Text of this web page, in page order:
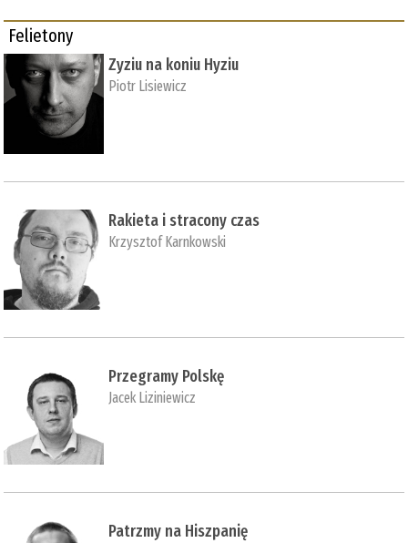
Felietony
Zyziu na koniu Hyziu
Piotr Lisiewicz
Rakieta i stracony czas
Krzysztof Karnkowski
Przegramy Polskę
Jacek Liziniewicz
Patrzmy na Hiszpanię